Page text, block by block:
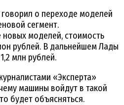
о переходе моделей
сегмент.
моделей, стоимость
рублей. В дальнейшем Лады
млн рублей.
«Эксперта»
машины войдут в такой
будет объясняться.